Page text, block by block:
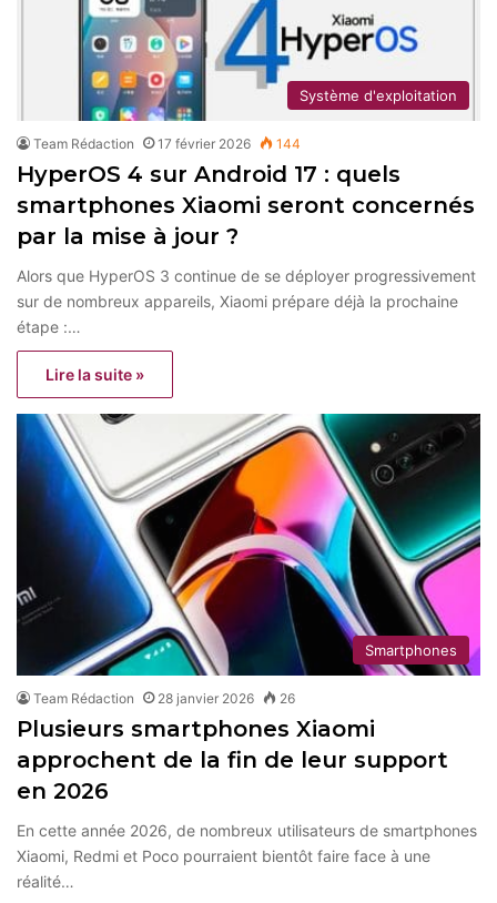
Système d'exploitation
Team Rédaction 17 février 2026 144
HyperOS 4 sur Android 17 : quels
smartphones Xiaomi seront concernés
par la mise à jour ?
Alors que HyperOS 3 continue de se déployer progressivement
sur de nombreux appareils, Xiaomi prépare déjà la prochaine
étape :…
Lire la suite »
Smartphones
Team Rédaction 28 janvier 2026 26
Plusieurs smartphones Xiaomi
approchent de la fin de leur support
en 2026
En cette année 2026, de nombreux utilisateurs de smartphones
Xiaomi, Redmi et Poco pourraient bientôt faire face à une
réalité…